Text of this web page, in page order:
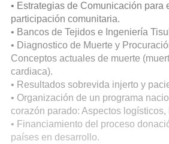
• Estrategias de Comunicación para
participación comunitaria.
• Bancos de Tejidos e Ingeniería
• Diagnostico de Muerte y
Conceptos actuales de muerte
cardiaca).
• Resultados sobrevida injerto y
• Organización de un programa
corazón parado: Aspectos logísticos,
• Financiamiento del proceso
países en desarrollo.